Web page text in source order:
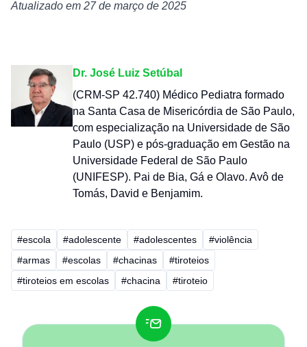
Atualizado em 27 de março de 2025
Dr. José Luiz Setúbal
(CRM-SP 42.740) Médico Pediatra formado
na Santa Casa de Misericórdia de São Paulo,
com especialização na Universidade de São
Paulo (USP) e pós-graduação em Gestão na
Universidade Federal de São Paulo
(UNIFESP). Pai de Bia, Gá e Olavo. Avô de
Tomás, David e Benjamim.
#escola #adolescente #adolescentes
#violência
#armas
#escolas #chacinas
#tiroteios
#tiroteios em escolas
#chacina #tiroteio